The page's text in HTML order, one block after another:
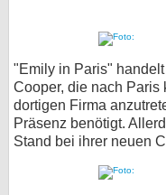
"Emily in Paris"
Cooper, die nach Paris
dortigen Firma
Präsenz benötigt.
Stand bei ihrer neuen